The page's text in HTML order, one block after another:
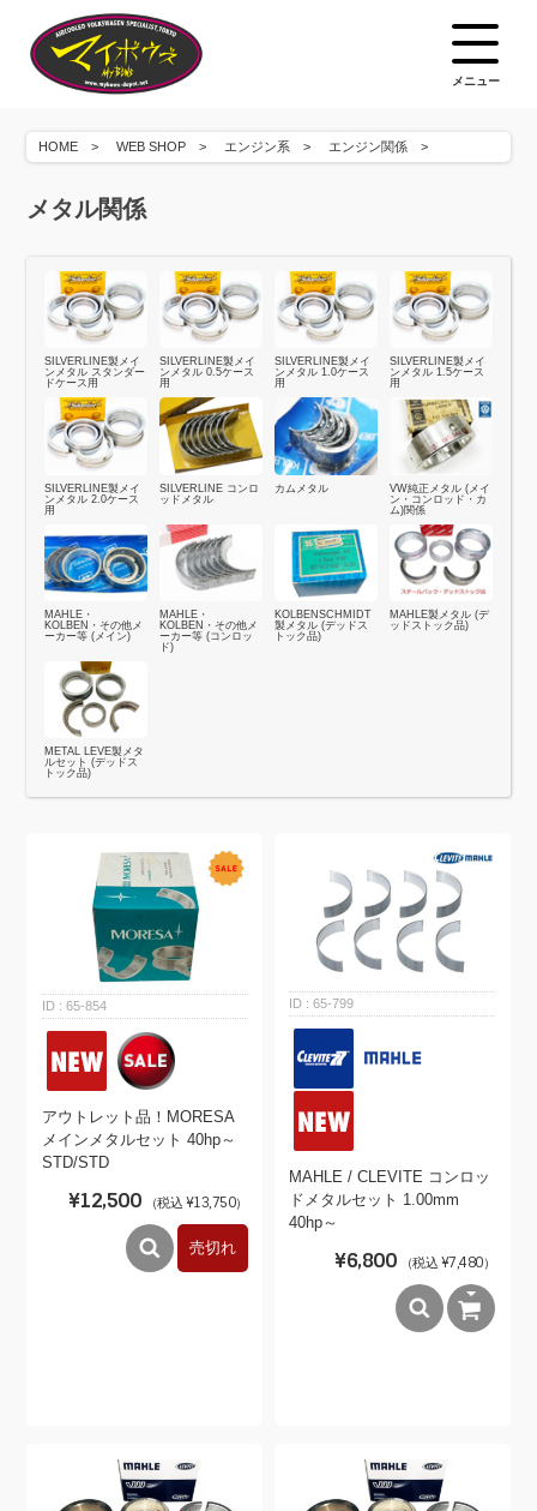
メニュー
HOME WEB SHOP エンジン系 エンジン関係
メタル関係
SILVERLINE製メイ
ンメタル スタンダー
ドケース用
SILVERLINE製メイ
ンメタル 0.5ケース
用
SILVERLINE製メイ
ンメタル 1.0ケース
用
SILVERLINE製メイ
ンメタル 1.5ケース
用
SILVERLINE製メイ
ンメタル 2.0ケース
用
SILVERLINE コンロ
ッドメタル
カムメタル
VW純正メタル (メイ
ン・コンロッド・カ
ム)関係
MAHLE・
KOLBEN・その他メ
ーカー等 (メイン)
MAHLE・
KOLBEN・その他メ
ーカー等 (コンロッ
ド)
KOLBENSCHMIDT
製メタル (デッドス
トック品)
MAHLE製メタル (デ
ッドストック品)
METAL LEVE製メタ
ルセット (デッドス
トック品)
65-854
アウトレット品！MORESA
メインメタルセット 40hp～
STD/STD
¥12,500 （税込 ¥13,750）
売切れ
65-799
MAHLE / CLEVITE コンロッ
ドメタルセット 1.00mm
40hp～
¥6,800 （税込 ¥7,480）